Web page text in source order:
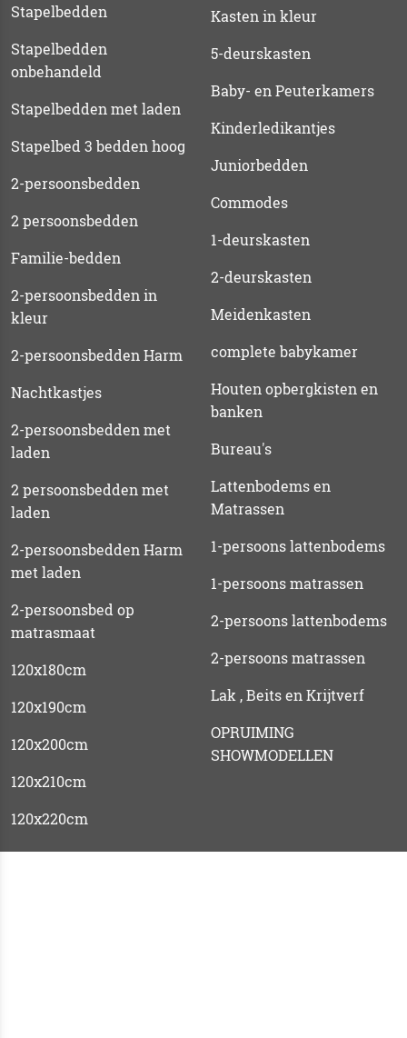
Stapelbedden
Stapelbedden
onbehandeld
Stapelbedden met laden
Stapelbed 3 bedden hoog
2-persoonsbedden
2 persoonsbedden
Familie-bedden
2-persoonsbedden in
kleur
2-persoonsbedden Harm
Nachtkastjes
2-persoonsbedden met
laden
2 persoonsbedden met
laden
2-persoonsbedden Harm
met laden
2-persoonsbed op
matrasmaat
120x180cm
120x190cm
120x200cm
120x210cm
120x220cm
Kasten in kleur
5-deurskasten
Baby- en Peuterkamers
Kinderledikantjes
Juniorbedden
Commodes
1-deurskasten
2-deurskasten
Meidenkasten
complete babykamer
Houten opbergkisten en
banken
Bureau's
Lattenbodems en
Matrassen
1-persoons lattenbodems
1-persoons matrassen
2-persoons lattenbodems
2-persoons matrassen
Lak , Beits en Krijtverf
OPRUIMING
SHOWMODELLEN